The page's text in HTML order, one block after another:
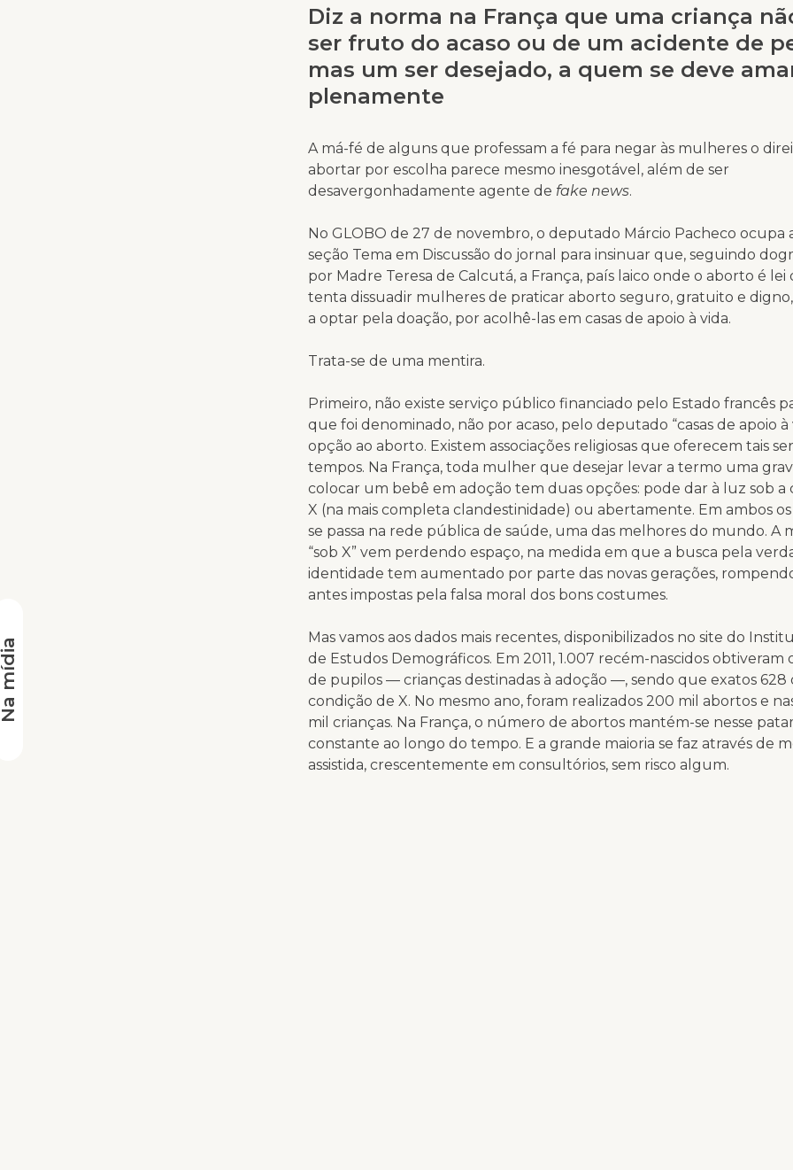
Diz a norma na França que uma criança
ser fruto do acaso ou de um acidente de
mas um ser desejado, a quem se deve
plenamente
A má-fé de alguns que professam a fé para negar às mulheres o
abortar por escolha parece mesmo inesgotável, além de ser
desavergonhadamente agente de fake news.
No GLOBO de 27 de novembro, o deputado Márcio Pacheco ocupa
seção Tema em Discussão do jornal para insinuar que, seguindo
por Madre Teresa de Calcutá, a França, país laico onde o aborto é lei
tenta dissuadir mulheres de praticar aborto seguro, gratuito e
a optar pela doação, por acolhê-las em casas de apoio à vida.
Trata-se de uma mentira.
Primeiro, não existe serviço público financiado pelo Estado francês
que foi denominado, não por acaso, pelo deputado “casas de apoio à
opção ao aborto. Existem associações religiosas que oferecem tais
tempos. Na França, toda mulher que desejar levar a termo uma
colocar um bebê em adoção tem duas opções: pode dar à luz sob a
X (na mais completa clandestinidade) ou abertamente. Em ambos
se passa na rede pública de saúde, uma das melhores do mundo. A
“sob X” vem perdendo espaço, na medida em que a busca pela
identidade tem aumentado por parte das novas gerações,
antes impostas pela falsa moral dos bons costumes.
Mas vamos aos dados mais recentes, disponibilizados no site do
de Estudos Demográficos. Em 2011, 1.007 recém-nascidos
de pupilos — crianças destinadas à adoção —, sendo que exatos 628
condição de X. No mesmo ano, foram realizados 200 mil abortos e
mil crianças. Na França, o número de abortos mantém-se nesse
constante ao longo do tempo. E a grande maioria se faz através de
assistida, crescentemente em consultórios, sem risco algum.